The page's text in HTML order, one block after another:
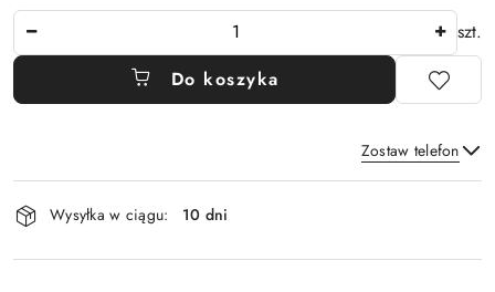
szt.
Do koszyka
Zostaw telefon
Dostępność
i
dostawa
Wysyłka w ciągu: 10 dni